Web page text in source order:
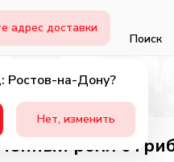
адрес доставки
Ростов-на-Дону?
Нет, изменить
Поиск
ролл с